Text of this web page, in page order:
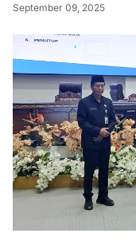
September 09, 2025